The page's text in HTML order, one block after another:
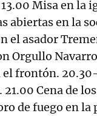
Misa en la
abiertas en la
el asador
Orgullo
frontón.
Cena de
de fuego en